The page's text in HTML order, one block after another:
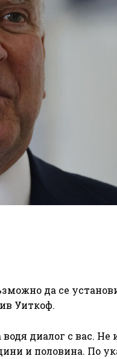
да се
Уиткоф.
диалог с вас.
и половина. По